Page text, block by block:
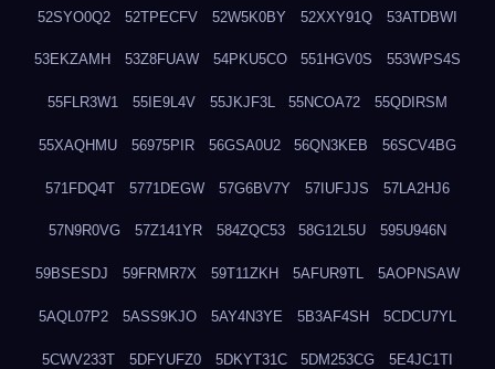
52SYO0Q2 52TPECFV 52W5K0BY 52XXY91Q 53ATDBWI
53EKZAMH 53Z8FUAW 54PKU5CO 551HGV0S 553WPS4S
55FLR3W1 55IE9L4V 55JKJF3L 55NCOA72 55QDIRSM
55XAQHMU 56975PIR 56GSA0U2 56QN3KEB 56SCV4BG
571FDQ4T 5771DEGW 57G6BV7Y 57IUFJJS 57LA2HJ6
57N9R0VG 57Z141YR 584ZQC53 58G12L5U 595U946N
59BSESDJ 59FRMR7X 59T11ZKH 5AFUR9TL 5AOPNSAW
5AQL07P2 5ASS9KJO 5AY4N3YE 5B3AF4SH 5CDCU7YL
5CWV233T 5DFYUFZ0 5DKYT31C 5DM253CG 5E4JC1TI